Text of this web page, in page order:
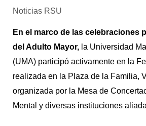
Noticias RSU
En el marco de las celebraciones
del Adulto Mayor,la Universidad
(UMA) participó activamente en la
realizada en la Plaza de la Familia,
organizada por la Mesa de
Mental y diversas instituciones